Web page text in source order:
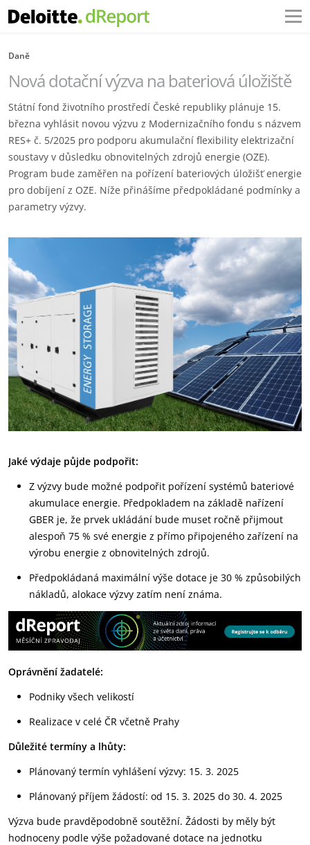
Daně
Nová dotační výzva na bateriová úložiště
Státní fond životního prostředí České republiky plánuje 15.
března vyhlásit novou výzvu z Modernizačního fondu s názvem
RES+ č. 5/2025 pro podporu akumulační flexibility elektrizační
soustavy v důsledku obnovitelných zdrojů energie (OZE).
Program bude zaměřen na pořízení bateriových úložišť energie
pro dobíjení z OZE. Níže přinášíme předpokládané podmínky a
parametry výzvy.
Jaké výdaje půjde podpořit:
Z výzvy bude možné podpořit pořízení systémů bateriové
akumulace energie. Předpokladem na základě nařízení
GBER je, že prvek ukládání bude muset ročně přijmout
alespoň 75 % své energie z přímo připojeného zařízení na
výrobu energie z obnovitelných zdrojů.
Předpokládaná maximální výše dotace je 30 % způsobilých
nákladů, alokace výzvy zatím není známa.
Oprávnění žadatelé:
Podniky všech velikostí
Realizace v celé ČR včetně Prahy
Důležité termíny a lhůty:
Plánovaný termín vyhlášení výzvy: 15. 3. 2025
Plánovaný příjem žádostí: od 15. 3. 2025 do 30. 4. 2025
Výzva bude pravděpodobně soutěžní. Žádosti by měly být
hodnoceny podle výše požadované dotace na jednotku